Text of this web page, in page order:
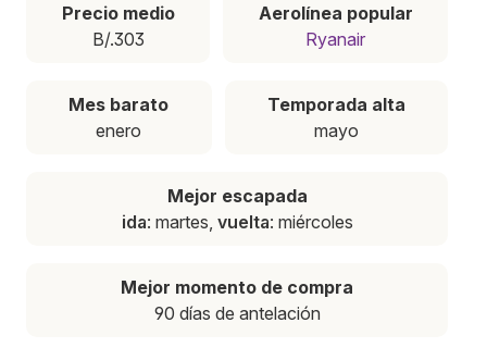
Precio medio
B/.303
Aerolínea popular
Ryanair
Mes barato
enero
Temporada alta
mayo
Mejor escapada
ida: martes, vuelta: miércoles
Mejor momento de compra
90 días de antelación